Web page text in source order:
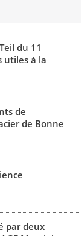
du 11
utiles à la
de
de Bonne
par deux